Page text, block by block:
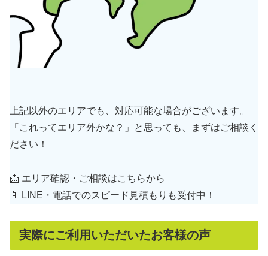
上記以外のエリアでも、対応可能な場合がございます。
「これってエリア外かな？」と思っても、まずはご相談く
ださい！
📩 エリア確認・ご相談はこちらから
📱 LINE・電話でのスピード見積もりも受付中！
実際にご利用いただいたお客様の声